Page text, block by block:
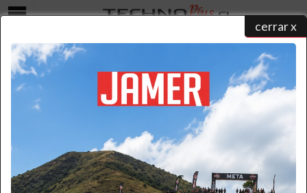
cerrar x
CATALOGO EQUIPAMIENTO INDUSTRIAL
/ catálogo de productos